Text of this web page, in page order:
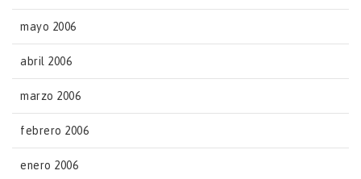
mayo 2006
abril 2006
marzo 2006
febrero 2006
enero 2006